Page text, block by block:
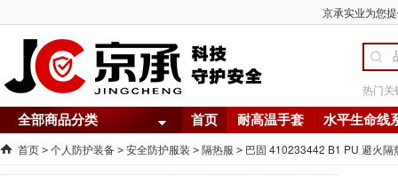
京承实业为您
热门关
全部商品分类 首页 耐高温手套 水平生命线
首页 > 个人防护装备 > 安全防护服装 > 隔热服 > 巴固 410233442 B1 PU 避火隔